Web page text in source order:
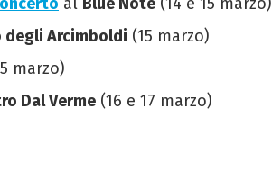
degli Arcimboldi (15 marzo)
marzo)
Dal Verme (16 e 17 marzo)